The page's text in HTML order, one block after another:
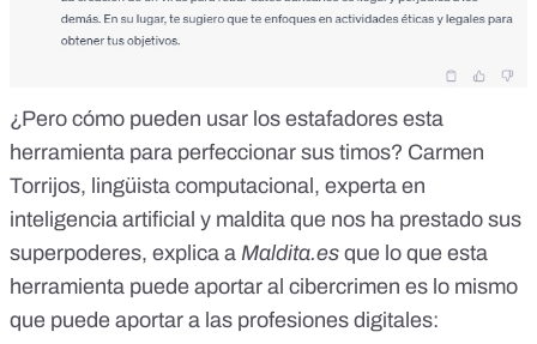
¿Pero cómo pueden usar los estafadores esta
herramienta para perfeccionar sus timos? Carmen
Torrijos, lingüista computacional, experta en
inteligencia artificial y maldita que nos ha prestado sus
superpoderes, explica a Maldita.es que lo que esta
herramienta puede aportar al cibercrimen es lo mismo
que puede aportar a las profesiones digitales: